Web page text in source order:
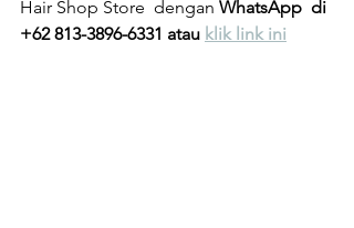
Hair Shop Store  dengan WhatsApp  di
+62 813-3896-6331 atau klik link ini